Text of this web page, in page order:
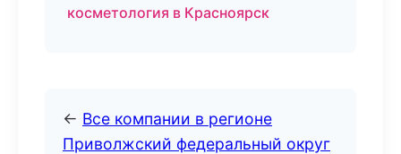
косметология в Красноярск
← Все компании в регионе
Приволжский федеральный округ